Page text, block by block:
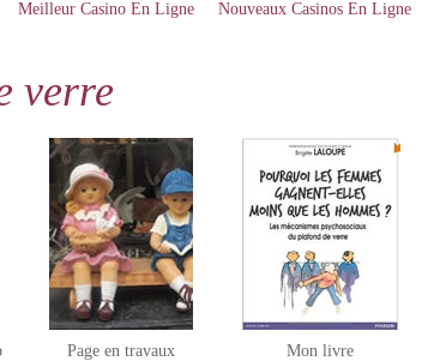
Meilleur Casino En Ligne Nouveaux Casinos En Ligne
verre
Page en travaux Mon livre